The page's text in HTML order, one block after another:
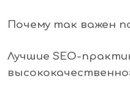
Почему так важен
Лучшие SEO-